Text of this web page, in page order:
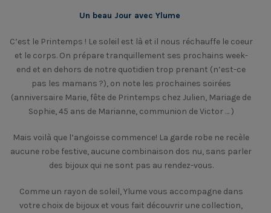
Un beau Jour avec Ylume
C’est le Printemps ! Le soleil est là et il nous réchauffe le coeur
et le corps. On prépare tranquillement ses prochains week-
end et en dehors de notre quotidien trop prenant (n’est-ce
pas les mamans ?), on note les prochaines soirées
(anniversaire Marie, fête de Printemps chez Julien, Mariage de
Sophie, 45 ans de Marianne, communion de Victor … )
Mais voilà que l’angoisse commence! La garde robe ne recèle
aucune robe festive, aucune combinaison dos nu, sans parler
des bijoux qui ne sont pas au rendez-vous.
Comme un rayon de soleil, Ylume vous accompagne dans
votre choix de bijoux et vous fait découvrir une collection,